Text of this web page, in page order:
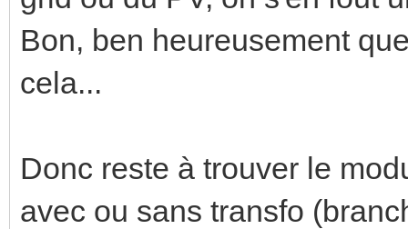
Bon, ben heureusement
cela...
Donc reste à trouver le
avec ou sans transfo